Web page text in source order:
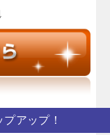
アップ！